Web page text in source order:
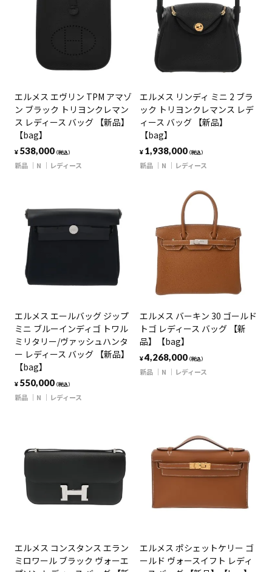
エルメス エヴリン TPM アマゾ
ン ブラック トリヨンクレマン
ス レディース バッグ 【新品】
【bag】
¥ 538,000（税込）
新品 N レディース
エルメス リンディ ミニ 2 ブラ
ック トリヨンクレマンス レデ
ィース バッグ 【新品】
【bag】
¥ 1,938,000（税込）
新品 N レディース
エルメス エールバッグ ジップ
ミニ ブルーインディゴ トワル
ミリタリー/ヴァッシュハンタ
ー レディース バッグ 【新品】
【bag】
¥ 550,000（税込）
新品 N レディース
エルメス バーキン 30 ゴールド
トゴ レディース バッグ 【新
品】【bag】
¥4,268,000（税込）
新品 N レディース
エルメス コンスタンス エラン
ミロワール ブラック ヴォーエ
エルメス ポシェットケリー ゴ
ールド ヴォースイフト レディ